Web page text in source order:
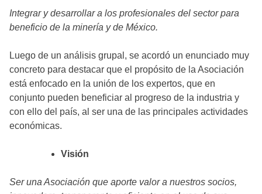
Integrar y desarrollar a los profesionales del sector para
beneficio de la minería y de México.
Luego de un análisis grupal, se acordó un enunciado muy
concreto para destacar que el propósito de la Asociación
está enfocado en la unión de los expertos, que en
conjunto pueden beneficiar al progreso de la industria y
con ello del país, al ser una de las principales actividades
económicas.
Visión
Ser una Asociación que aporte valor a nuestros socios,